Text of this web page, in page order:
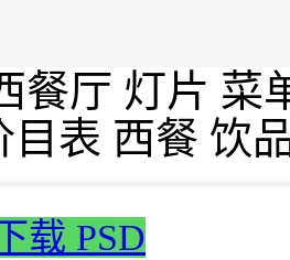
餐厅 灯片 菜
目表 西餐 饮
载 PSD